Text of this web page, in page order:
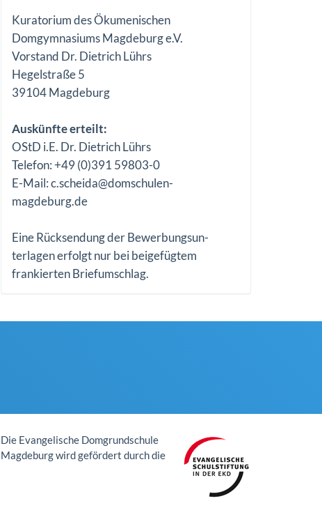
Kuratorium des Ökumenischen
Domgymnasiums Magdeburg e.V.
Vorstand Dr. Dietrich Lührs
Hegelstraße 5
39104 Magdeburg
Auskünfte erteilt:
OStD i.E. Dr. Dietrich Lührs
Telefon: +49 (0)391 59803-0
E-Mail: c.scheida@domschulen-
magdeburg.de
Eine Rücksendung der Bewerbungsun-
terlagen erfolgt nur bei beigefügtem
frankierten Briefumschlag.
Die Evangelische Domgrundschule
Magdeburg wird gefördert durch die